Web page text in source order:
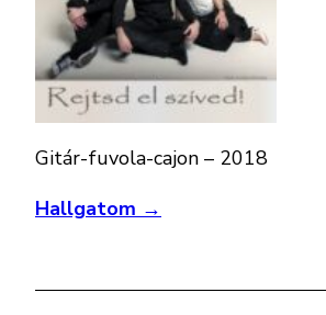
Gitár-fuvola-cajon – 2018
Hallgatom →